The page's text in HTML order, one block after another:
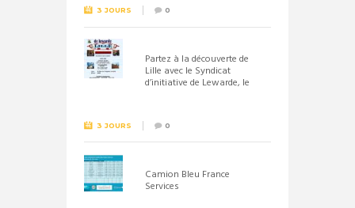
3 JOURS 0
Partez à la découverte de
Lille avec le Syndicat
d’initiative de Lewarde, le
3 JOURS 0
Camion Bleu France
Services